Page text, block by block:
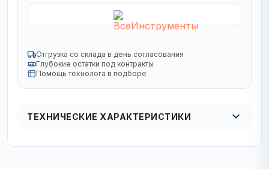
Отгрузка со склада в день согласования
Глубокие остатки под контракты
Помощь технолога в подборе
ТЕХНИЧЕСКИЕ ХАРАКТЕРИСТИКИ
Диаметр, мм